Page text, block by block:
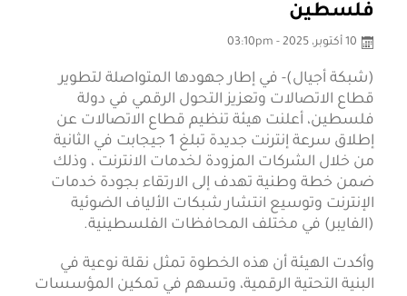
فلسطين
10 أكتوبر، 2025 - 03:10pm
(شبكة أجيال)- في إطار جهودها المتواصلة لتطوير
قطاع الاتصالات وتعزيز التحول الرقمي في دولة
فلسطين، أعلنت هيئة تنظيم قطاع الاتصالات عن
إطلاق سرعة إنترنت جديدة تبلغ 1 جيجابت في الثانية
من خلال الشركات المزودة لخدمات الانترنت ، وذلك
ضمن خطة وطنية تهدف إلى الارتقاء بجودة خدمات
الإنترنت وتوسيع انتشار شبكات الألياف الضوئية
(الفايبر) في مختلف المحافظات الفلسطينية.
وأكدت الهيئة أن هذه الخطوة تمثل نقلة نوعية في
البنية التحتية الرقمية، وتسهم في تمكين المؤسسات